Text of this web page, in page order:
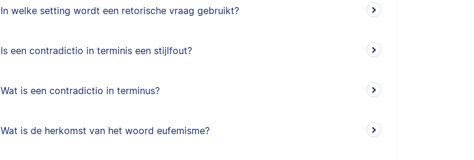
In welke setting wordt een retorische vraag gebruikt?
Is een contradictio in terminis een stijlfout?
Wat is een contradictio in terminus?
Wat is de herkomst van het woord eufemisme?